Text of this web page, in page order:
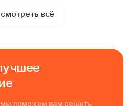
всё
мы поможем вам решить